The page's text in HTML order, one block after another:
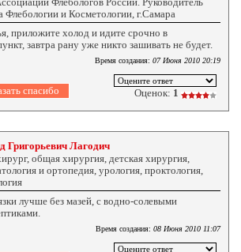
Флебологии и Косметологии, г.Самара
приложите холод и идите срочно в
завтра рану уже никто зашивать не будет.
Время создания: 07 Июня 2010 20:19
Оценок: 1
Григорьевич Лагодич
общая хирургия, детская хирургия,
и ортопедия, урология, проктология,
лучше без мазей, с водно-солевыми
Время создания: 08 Июня 2010 11:07